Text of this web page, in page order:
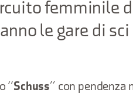
femminile
le gare di sci
“Schuss” con pendenza